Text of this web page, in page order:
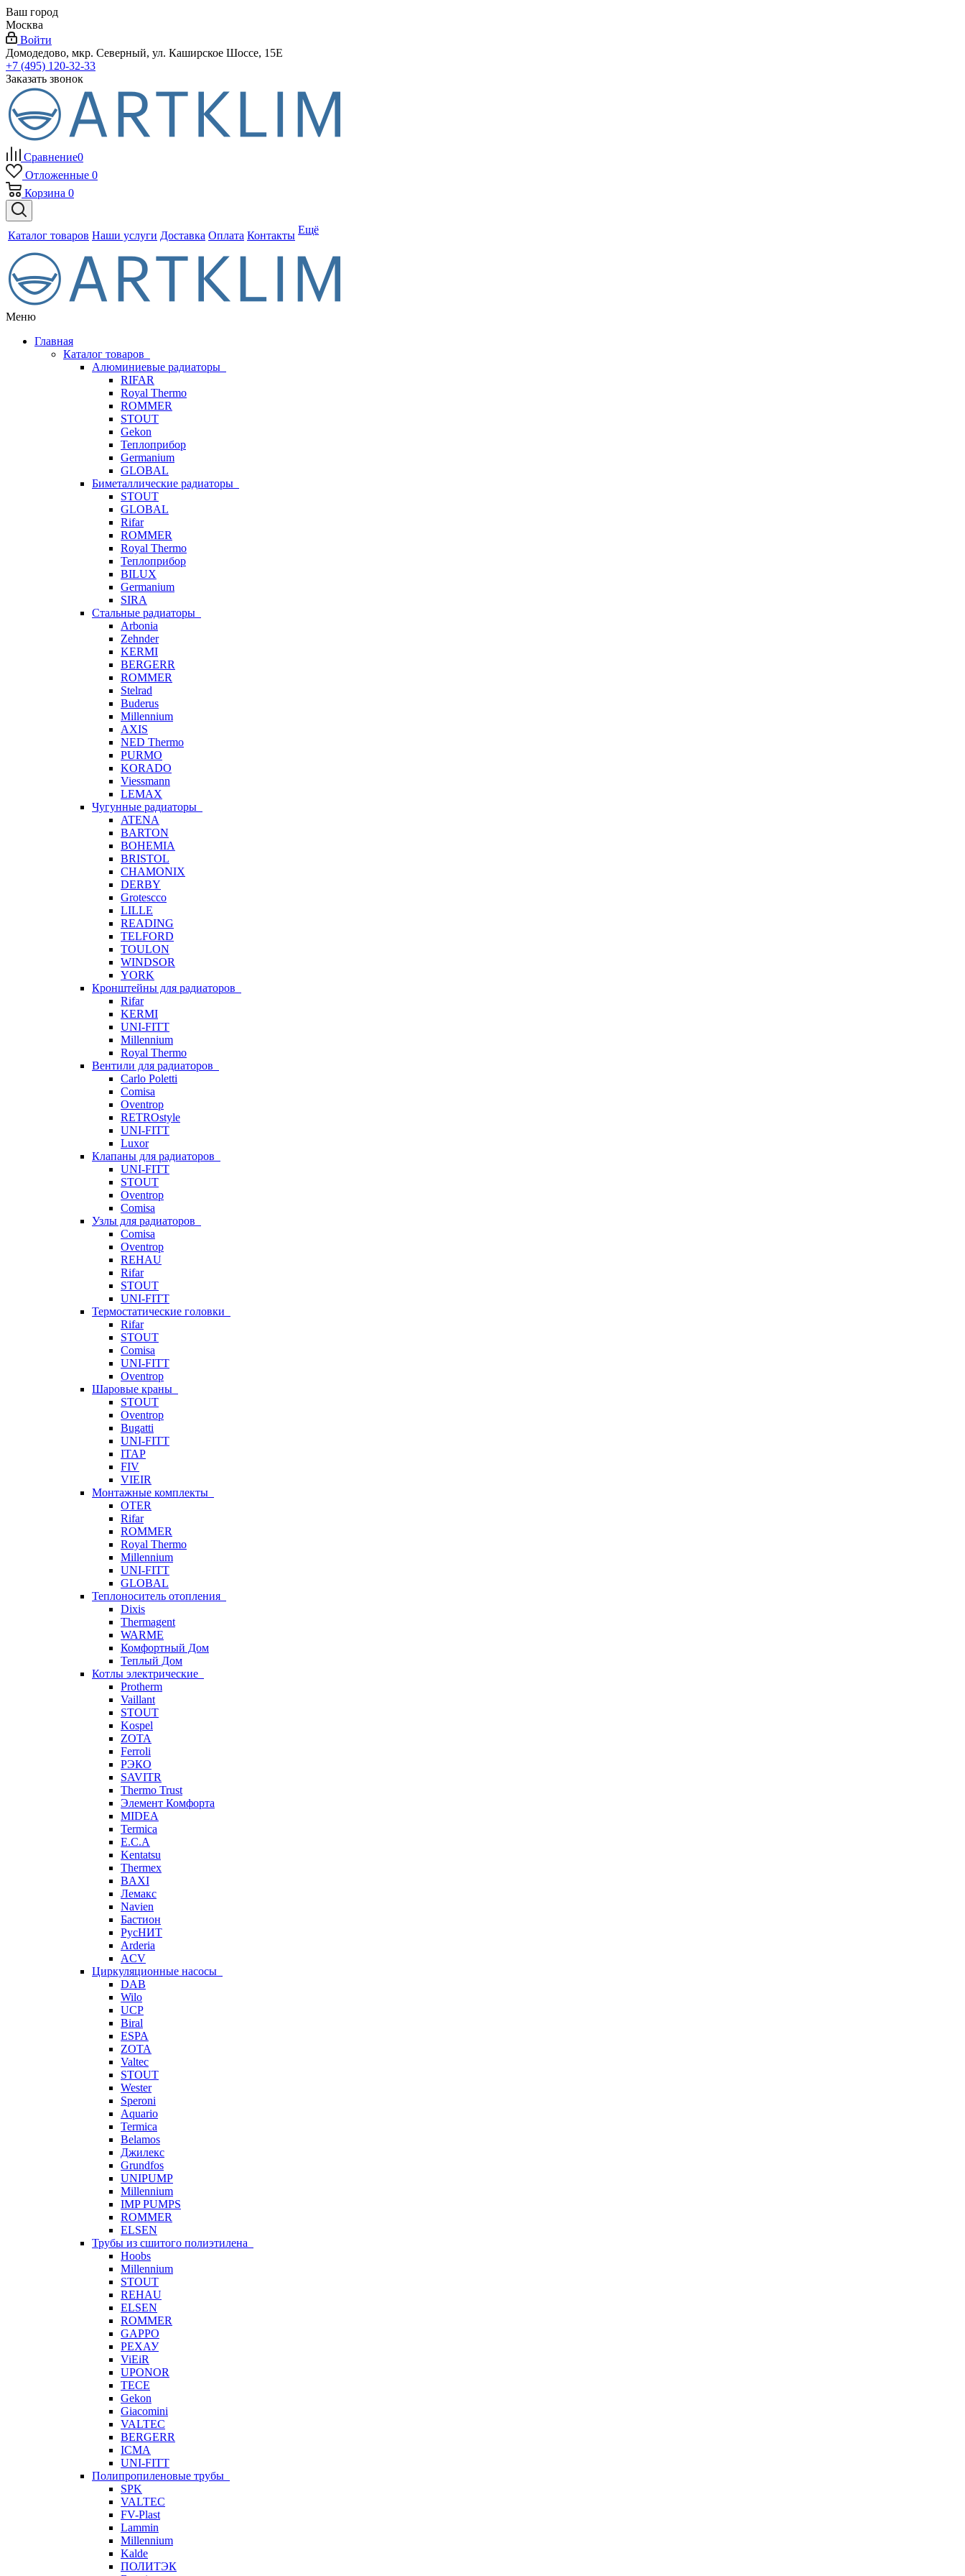
Ваш город
Москва
Войти
Домодедово, мкр. Северный, ул. Каширское Шоссе, 15Е
+7 (495) 120-32-33
Заказать звонок
Сравнение0
Отложенные 0
Корзина 0
Каталог товаров Наши услуги Доставка Оплата Контакты Ещё
Меню
Главная
Каталог товаров
Алюминиевые радиаторы
RIFAR
Royal Thermo
ROMMER
STOUT
Gekon
Теплоприбор
Germanium
GLOBAL
Биметаллические радиаторы
STOUT
GLOBAL
Rifar
ROMMER
Royal Thermo
Теплоприбор
BILUX
Germanium
SIRA
Стальные радиаторы
Arbonia
Zehnder
KERMI
BERGERR
ROMMER
Stelrad
Buderus
Millennium
AXIS
NED Thermo
PURMO
KORADO
Viessmann
LEMAX
Чугунные радиаторы
ATENA
BARTON
BOHEMIA
BRISTOL
CHAMONIX
DERBY
Grotescco
LILLE
READING
TELFORD
TOULON
WINDSOR
YORK
Кронштейны для радиаторов
Rifar
KERMI
UNI-FITT
Millennium
Royal Thermo
Вентили для радиаторов
Carlo Poletti
Comisa
Oventrop
RETROstyle
UNI-FITT
Luxor
Клапаны для радиаторов
UNI-FITT
STOUT
Oventrop
Comisa
Узлы для радиаторов
Comisa
Oventrop
REHAU
Rifar
STOUT
UNI-FITT
Термостатические головки
Rifar
STOUT
Comisa
UNI-FITT
Oventrop
Шаровые краны
STOUT
Oventrop
Bugatti
UNI-FITT
ITAP
FIV
VIEIR
Монтажные комплекты
OTER
Rifar
ROMMER
Royal Thermo
Millennium
UNI-FITT
GLOBAL
Теплоноситель отопления
Dixis
Thermagent
WARME
Комфортный Дом
Теплый Дом
Котлы электрические
Protherm
Vaillant
STOUT
Kospel
ZOTA
Ferroli
РЭКО
SAVITR
Thermo Trust
Элемент Комфорта
MIDEA
Termica
E.C.A
Kentatsu
Thermex
BAXI
Лемакс
Navien
Бастион
РусНИТ
Arderia
ACV
Циркуляционные насосы
DAB
Wilo
UCP
Biral
ESPA
ZOTA
Valtec
STOUT
Wester
Speroni
Aquario
Termica
Belamos
Джилекс
Grundfos
UNIPUMP
Millennium
IMP PUMPS
ROMMER
ELSEN
Трубы из сшитого полиэтилена
Hoobs
Millennium
STOUT
REHAU
ELSEN
ROMMER
GAPPO
РЕХАУ
ViEiR
UPONOR
TECE
Gekon
Giacomini
VALTEC
BERGERR
ICMA
UNI-FITT
Полипропиленовые трубы
SPK
VALTEC
FV-Plast
Lammin
Millennium
Kalde
ПОЛИТЭК